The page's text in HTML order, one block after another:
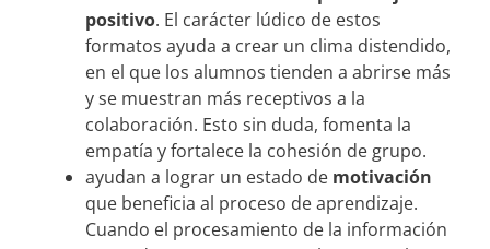
positivo. El carácter lúdico de estos
formatos ayuda a crear un clima distendido,
en el que los alumnos tienden a abrirse más
y se muestran más receptivos a la
colaboración. Esto sin duda, fomenta la
empatía y fortalece la cohesión de grupo.
ayudan a lograr un estado de motivación
que beneficia al proceso de aprendizaje.
Cuando el procesamiento de la información